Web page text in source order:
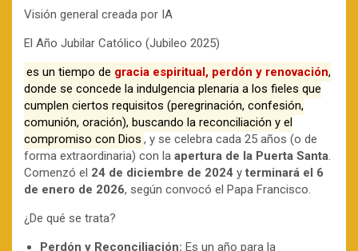
Visión general creada por IA
El Año Jubilar Católico (Jubileo 2025)
es un tiempo de gracia espiritual, perdón y renovación,
donde se concede la indulgencia plenaria a los fieles que
cumplen ciertos requisitos (peregrinación, confesión,
comunión, oración), buscando la reconciliación y el
compromiso con Dios , y se celebra cada 25 años (o de
forma extraordinaria) con la apertura de la Puerta Santa.
Comenzó el 24 de diciembre de 2024 yterminará el 6
de enero de 2026, según convocó el Papa Francisco.
¿De qué se trata?
Perdón y Reconciliación: Es un año para la